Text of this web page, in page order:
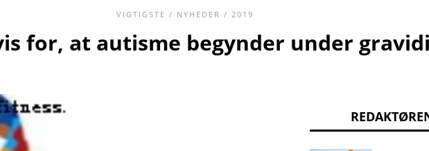
VIGTIGSTE / NYHEDER / 2019
for, at autisme begynder under